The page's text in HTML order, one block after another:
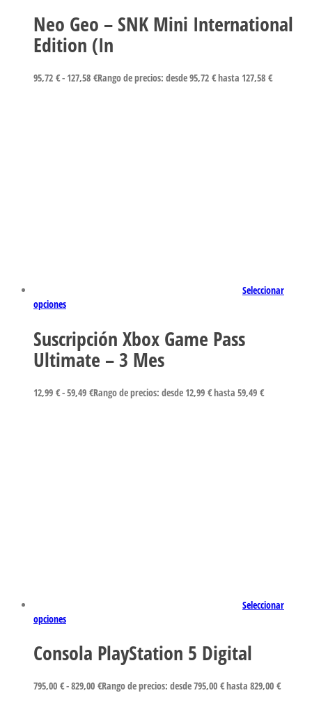
Neo Geo – SNK Mini International
Edition (In
95,72 €- 127,58 €Rango de precios: desde 95,72 € hasta 127,58 €
Seleccionar
opciones
Suscripción Xbox Game Pass
Ultimate – 3 Mes
12,99 €-59,49 €Rango de precios: desde 12,99 € hasta 59,49 €
Seleccionar
opciones
Consola PlayStation 5 Digital
795,00 €-829,00 €Rango de precios: desde 795,00 € hasta 829,00 €